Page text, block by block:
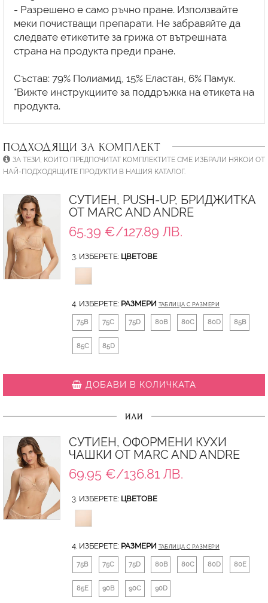
- Разрешено е само ръчно пране. Използвайте
меки почистващи препарати. Не забравяйте да
следвате етикетите за грижа от вътрешната
страна на продукта преди пране.
Състав: 79% Полиамид, 15% Еластан, 6% Памук.
*Вижте инструкциите за поддръжка на етикета на
ПОДХОДЯЩИ ЗА КОМПЛЕКТ
ЗА ТЕЗИ, КОИТО ПРЕДПОЧИТАТ КОМПЛЕКТИТЕ СМЕ ИЗБРАЛИ НЯКОИ ОТ
НАЙ-ПОДХОДЯЩИТЕ ПРОДУКТИ В НАШИЯ КАТАЛОГ.
СУТИЕН, PUSH-UP, БРИДЖИТКА
ОТ MARC AND ANDRE
65.39 €/127.89 ЛВ.
3. ИЗБЕРЕТЕ: ЦВЕТОВЕ
4. ИЗБЕРЕТЕ: РАЗМЕРИ ТАБЛИЦА С РАЗМЕРИ
75B 75C 75D 80B 80C 80D 85B
85C 85D
ДОБАВИ В КОЛИЧКАТА
ИЛИ
СУТИЕН, ОФОРМЕНИ КУХИ
ЧАШКИ ОТ MARC AND ANDRE
69.95 €/136.81 ЛВ.
3. ИЗБЕРЕТЕ: ЦВЕТОВЕ
4. ИЗБЕРЕТЕ: РАЗМЕРИ ТАБЛИЦА С РАЗМЕРИ
75B 75C 75D 80B 80C 80D 80E
85E 90B 90C 90D